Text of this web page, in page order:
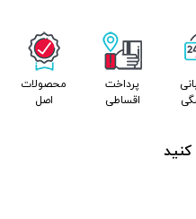
پرداخت
اقساطی
محصولات
اصل
کنید